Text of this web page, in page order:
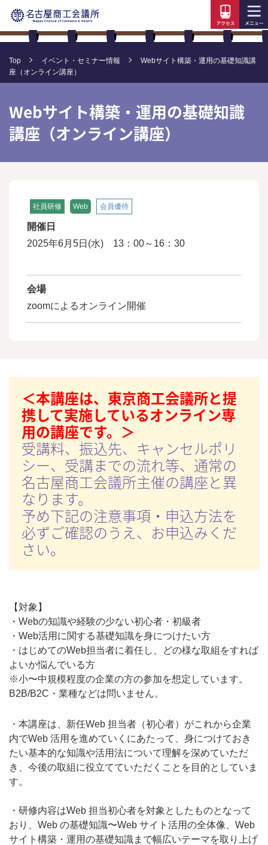
Top イベント・セミナー情報
Webサイト構築・運用の基礎知識講
座（オンライン講座）
Webサイト構築・運用の基礎知識
講座（オンライン講座）
社員研修 Web 会員優待
開催日
2025年6月5日(水) 13：00～16：30
会場
zoomによるオンライン開催
＜本講座は、東京商工会議所と提
携して実施しているオンライン専
用の講座です。＞
受講料、振込先、キャンセルポリ
シー、受講までの流れ等、通常の
名古屋商工会議所主催の講座と異
なります。
予め下記の注意事項・申込方法を
必ずご確認のうえ、お申込みくだ
さい。
【対象】
・Webの知識や経験の少ない初心者・初級者
・Web活用に関する基礎知識を身につけたい方
・はじめてのWeb担当者に着任し、どの様な取組をすれば
よいか悩んでいる方
※小〜中規模程度の企業の方の参加を想定しています。
B2B/B2C・業種などは問いません。
・本講座は、新任Web 担当者（初心者）がこれから企業
内でWeb 活用を進めていくにあたって、身につけておき
たい基本的な知識や活用法について理解を深めていただ
き、今後の取組に役立てていただくことを目的としていま
す。
・研修内容はWeb 担当初心者を対象としたものとなって
おり、Web の基礎知識〜Web サイト活用の全体像、Web
サイト構築・運用の基礎知識まで幅広いテーマを取り上げ